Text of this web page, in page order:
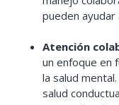
pueden ayudar
Atención
un enfoque en
la salud
salud